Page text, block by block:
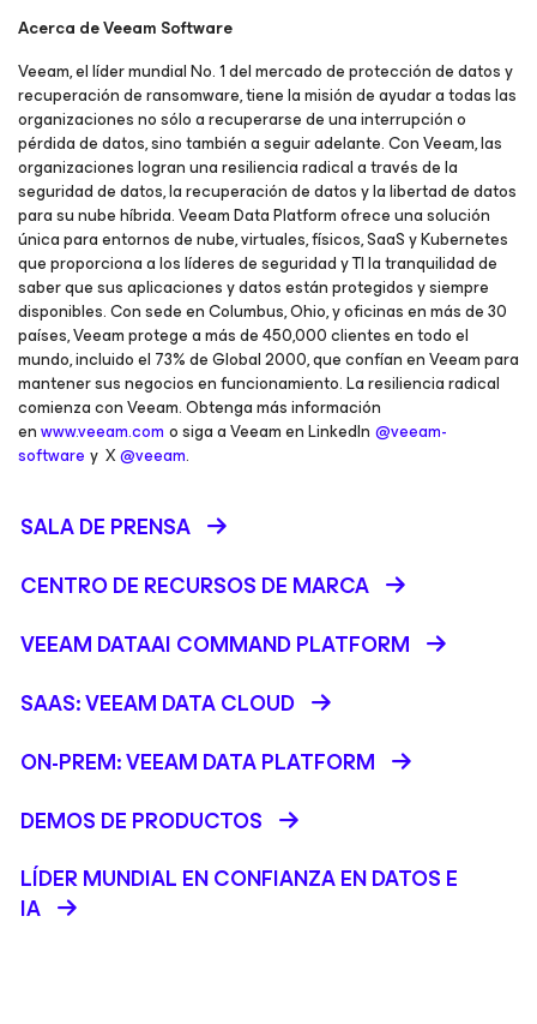
Acerca de Veeam Software
Veeam, el líder mundial No. 1 del mercado de protección de datos y
recuperación de ransomware, tiene la misión de ayudar a todas las
organizaciones no sólo a recuperarse de una interrupción o
pérdida de datos, sino también a seguir adelante. Con Veeam, las
organizaciones logran una resiliencia radical a través de la
seguridad de datos, la recuperación de datos y la libertad de datos
para su nube híbrida. Veeam Data Platform ofrece una solución
única para entornos de nube, virtuales, físicos, SaaS y Kubernetes
que proporciona a los líderes de seguridad y TI la tranquilidad de
saber que sus aplicaciones y datos están protegidos y siempre
disponibles. Con sede en Columbus, Ohio, y oficinas en más de 30
países, Veeam protege a más de 450,000 clientes en todo el
mundo, incluido el 73% de Global 2000, que confían en Veeam para
mantener sus negocios en funcionamiento. La resiliencia radical
comienza con Veeam. Obtenga más información
enwww.veeam.com o siga a Veeam en LinkedIn @veeam-
software y X@veeam.
SALA DE PRENSA
CENTRO DE RECURSOS DE MARCA
VEEAM DATAAI COMMAND PLATFORM
SAAS: VEEAM DATA CLOUD
ON-PREM: VEEAM DATA PLATFORM
DEMOS DE PRODUCTOS
LÍDER MUNDIAL EN CONFIANZA EN DATOS E
IA